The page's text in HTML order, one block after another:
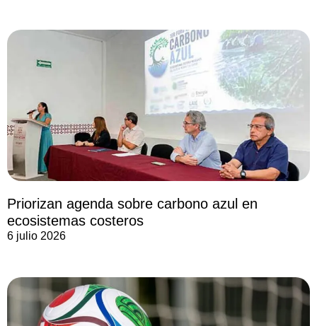
Priorizan agenda sobre carbono azul en
ecosistemas costeros
6 julio 2026